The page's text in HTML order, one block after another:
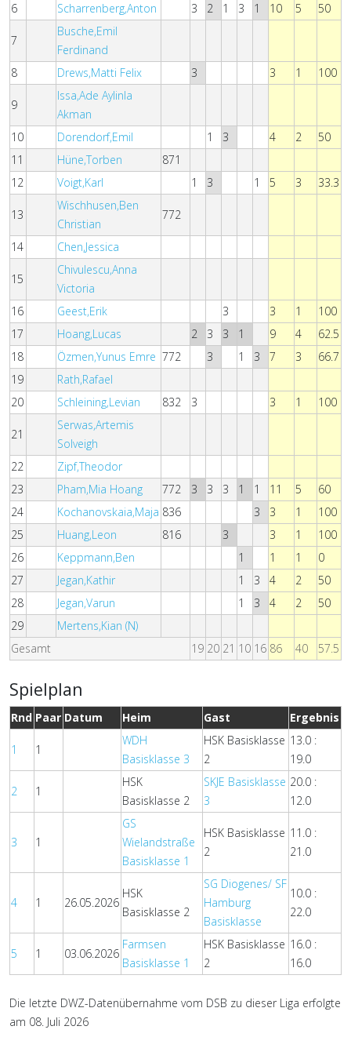
6
Scharrenberg,Anton 3 2 1 3 1 10 5 50
7
Busche,Emil
Ferdinand
8
Drews,Matti Felix 3 3 1 100
9
Issa,Ade Aylinla
Akman
10
Dorendorf,Emil 1 3 4 2
50
11
Hüne,Torben
871
12
Voigt,Karl 1 3 1 5 3 33.3
13
Wischhusen,Ben
Christian
772
14 Chen,Jessica
15
Chivulescu,Anna
Victoria
16
Geest,Erik 3 3 1
100
17
Hoang,Lucas 2 3 3 1 9 4
62.5
18
Özmen,Yunus Emre 772 3 1 3 7 3
66.7
19
Rath,Rafael
20
Schleining,Levian 832 3 3 1 100
21
Serwas,Artemis
Solveigh
22
Zipf,Theodor
23
Pham,Mia Hoang 772 3 3 3 1 1 11 5
60
24
Kochanovskaia,Maja 836 3 3 1
100
25
Huang,Leon 816 3 3 1
100
26
Keppmann,Ben 1 1 1
0
27
Jegan,Kathir 1 3 4 2
50
28
Jegan,Varun 1 3 4 2
50
29
Mertens,Kian (N)
Gesamt
19 20 21 10 16 86 40 57.5
Spielplan
Rnd Paar Datum Heim Gast Ergebnis
1 1
WDH
Basisklasse 3
HSK Basisklasse
2
13.0 :
19.0
2 1
HSK
Basisklasse 2
SKJE Basisklasse
3
20.0 :
12.0
3 1
GS
Wielandstraße
Basisklasse 1
HSK Basisklasse
2
11.0 :
21.0
4 1 26.05.2026
HSK
Basisklasse 2
SG Diogenes/ SF
Hamburg
Basisklasse
10.0 :
22.0
5 1 03.06.2026
Farmsen
Basisklasse 1
HSK Basisklasse
2
16.0 :
16.0
Die letzte DWZ-Datenübernahme vom DSB zu dieser Liga erfolgte
am 08. Juli 2026